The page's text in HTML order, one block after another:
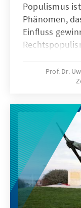
Populismus
Phänomen,
Einfluss
Ausgabe von
sachliche
Trend
Mittelpunkt
Demokratie
Prof. Dr.